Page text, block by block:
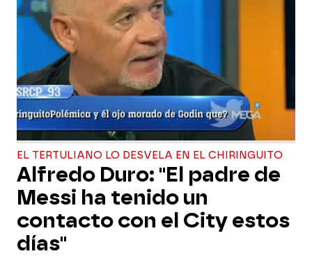
EL TERTULIANO LO DESVELA EN EL CHIRINGUITO
Alfredo Duro: "El padre de
Messi ha tenido un
contacto con el City estos
días"